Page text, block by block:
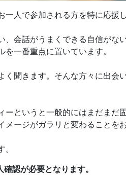
人で参加される方を特に応援
、会話がうまくできる自信が
一番重点に置いています。
く聞きます。そんな方々に出
というと一般的にはまだま
ージがガラリと変わることを
認が必要となります。